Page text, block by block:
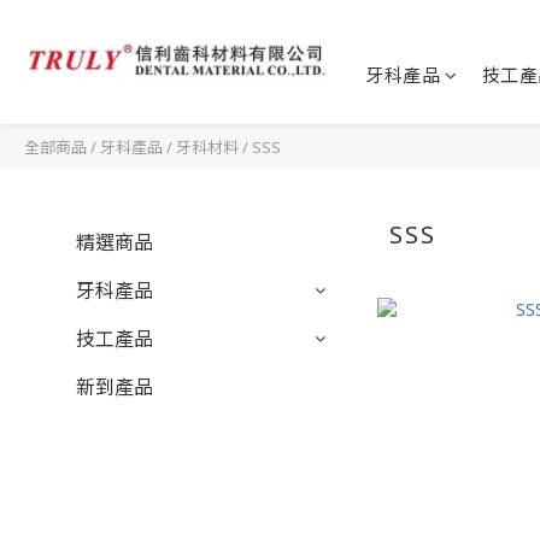
牙科產品 技工
全部商品 /牙科產品 /牙科材料/ SSS
精選商品
牙科產品
技工產品
新到產品
SSS